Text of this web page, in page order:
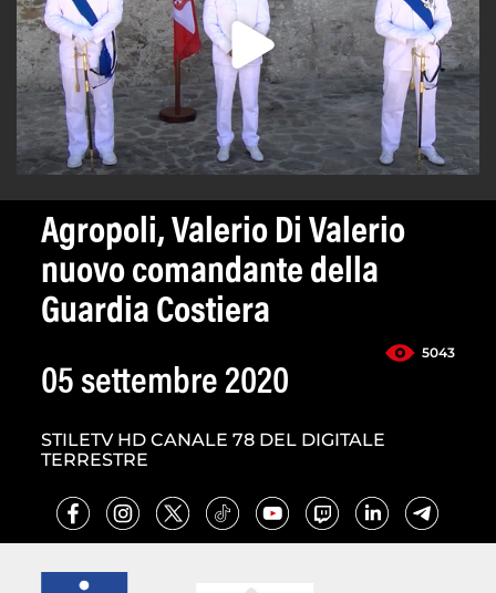
Agropoli, Valerio Di Valerio
nuovo comandante della
Guardia Costiera
5043
05 settembre 2020
STILETV HD CANALE 78 DEL DIGITALE
TERRESTRE